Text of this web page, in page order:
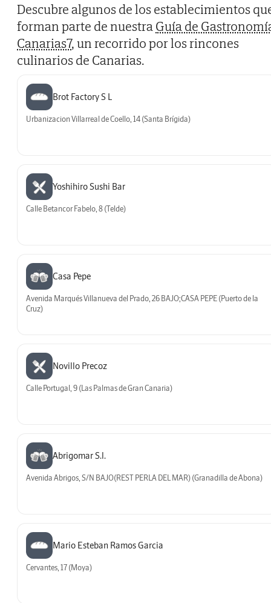
Descubre algunos de los establecimientos
forman parte de nuestraGuía de
Canarias7, un recorrido por los rincones
culinarios de Canarias.
Brot Factory S L
Urbanizacion Villarreal de Coello, 14 (Santa Brígida)
Yoshihiro Sushi Bar
Calle Betancor Fabelo, 8 (Telde)
Casa Pepe
Avenida Marqués Villanueva del Prado, 26 BAJO;CASA PEPE (Puerto de la
Cruz)
Novillo Precoz
Calle Portugal, 9 (Las Palmas de Gran Canaria)
Abrigomar S.l.
Avenida Abrigos, S/N BAJO(REST PERLA DEL MAR) (Granadilla de Abona)
Mario Esteban Ramos Garcia
Cervantes, 17 (Moya)